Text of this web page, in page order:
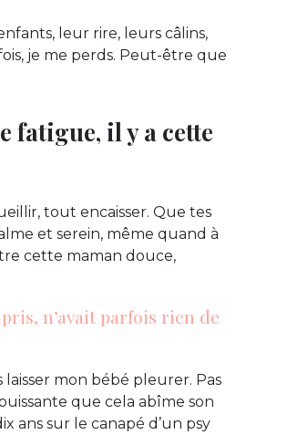
leur rire, leurs câlins,
je me perds. Peut-être que
fatigue, il y a cette
tout encaisser. Que tes
et serein, même quand à
cette maman douce,
n’avait parfois rien de
mon bébé pleurer. Pas
que cela abîme son
ans sur le canapé d’un psy